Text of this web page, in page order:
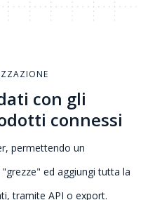
con gli
connessi
permettendo un
ed aggiungi tutta la
tramite API o export.